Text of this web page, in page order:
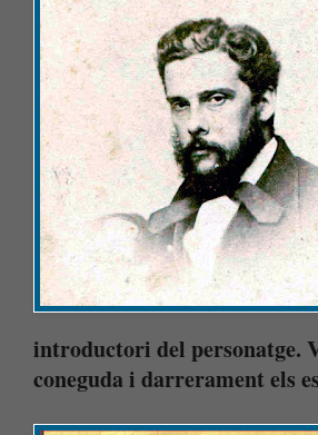
introductori del personatge.
coneguda i darrerament els